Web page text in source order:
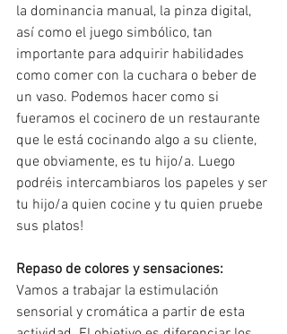
la dominancia manual, la pinza digital,
así como el juego simbólico, tan
importante para adquirir habilidades
como comer con la cuchara o beber de
un vaso. Podemos hacer como si
fueramos el cocinero de un restaurante
que le está cocinando algo a su cliente,
que obviamente, es tu hijo/a. Luego
podréis intercambiaros los papeles y ser
tu hijo/a quien cocine y tu quien pruebe
sus platos!
Repaso de colores y sensaciones:
Vamos a trabajar la estimulación
sensorial y cromática a partir de esta